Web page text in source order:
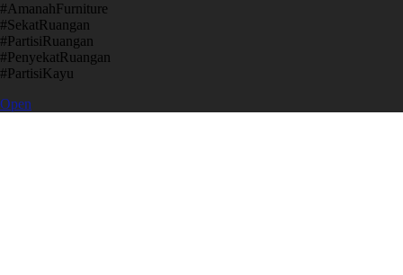
​#AmanahFurniture
​#SekatRuangan
​#PartisiRuangan
​#PenyekatRuangan
​#PartisiKayu
Open